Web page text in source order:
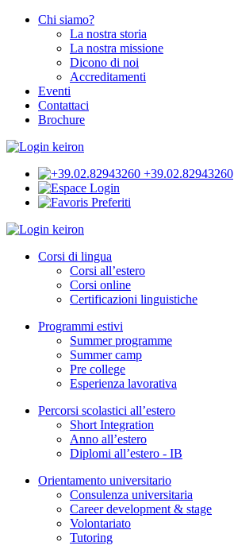
Chi siamo?
La nostra storia
La nostra missione
Dicono di noi
Accreditamenti
Eventi
Contattaci
Brochure
+39.02.82943260
Login
Preferiti
Corsi di lingua
Corsi all’estero
Corsi online
Certificazioni linguistiche
Programmi estivi
Summer programme
Summer camp
Pre college
Esperienza lavorativa
Percorsi scolastici all’estero
Short Integration
Anno all’estero
Diplomi all’estero - IB
Orientamento universitario
Consulenza universitaria
Career development & stage
Volontariato
Tutoring